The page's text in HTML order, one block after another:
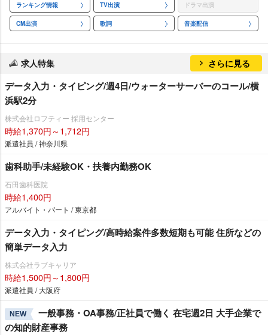
ランキング情報 TV出演 ドラマ出演
CM出演 歌詞 音楽配信
求人特集 さらに見る
データ入力・タイピング/週4日/ウォーターサーバーのコール/横
浜駅2分
株式会社ロフティー 採用センター
時給1,370円～1,712円
派遣社員 / 神奈川県
歯科助手/未経験OK・扶養内勤務OK
石田歯科医院
時給1,400円
アルバイト・パート / 東京都
データ入力・タイピング/高時給案件多数短期も可能 住所などの
簡単データ入力
株式会社ラブキャリア
時給1,500円～1,800円
派遣社員 / 大阪府
NEW
一般事務・OA事務/正社員で働く 在宅週2日 大手企業で
の知的財産事務